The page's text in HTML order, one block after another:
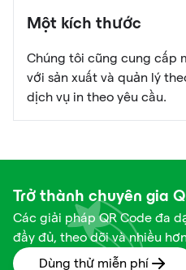
Một kích thước
Chúng tôi cũng cung cấp
với sản xuất và quản lý
dịch vụ in theo yêu cầu.
Trở thành chuyên gia
Các giải pháp QR Code đa
đầy đủ, theo dõi và nhiều
Dùng thử miễn phí